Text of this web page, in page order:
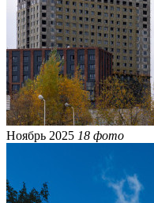
Ноябрь 2025 18 фото